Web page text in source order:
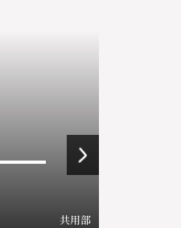
共用部